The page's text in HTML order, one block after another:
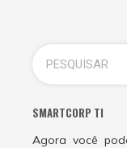
SMARTCORP TI
Agora você